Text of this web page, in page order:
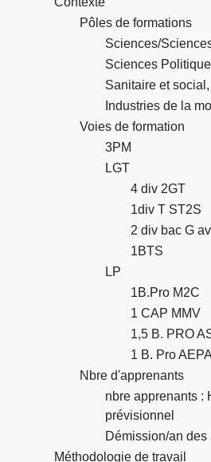
Pôles de formations
Sciences/
Sciences
Sanitaire et
Industries de la
Voies de formation
3PM
LGT
4 div 2GT
1div T ST2S
2 div bac G
1BTS
LP
1B.Pro M2C
1 CAP MMV
1,5 B. PRO
1 B. Pro AEPA
Nbre d'apprenants
nbre apprenants :
prévisionnel
Démission/an des
Méthodologie de travail